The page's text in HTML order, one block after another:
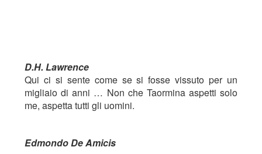
D.H. Lawrence
Qui ci si sente come se si fosse vissuto per un
migliaio di anni … Non che Taormina aspetti solo
me, aspetta tutti gli uomini.
Edmondo De Amicis